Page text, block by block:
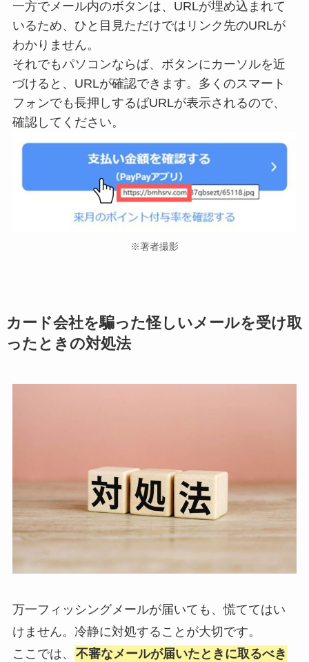
一方でメール内のボタンは、URLが埋め込まれて
いるため、ひと目見ただけではリンク先のURLが
わかりません。
それでもパソコンならば、ボタンにカーソルを近
づけると、URLが確認できます。多くのスマート
フォンでも長押しするばURLが表示されるので、
確認してください。
※著者撮影
カード会社を騙った怪しいメールを受け取
ったときの対処法
万一フィッシングメールが届いても、慌ててはい
けません。冷静に対処することが大切です。
ここでは、
不審なメールが届いたときに取るべき